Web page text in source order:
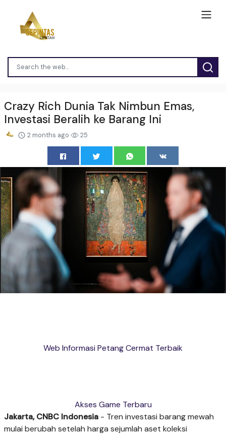
Crazy Rich Dunia Tak Nimbun Emas,
Investasi Beralih ke Barang Ini
2 months ago 25
Web Informasi Petang Cermat Terbaik
Akses Game Terbaru
Jakarta, CNBC Indonesia - Tren investasi barang mewah
mulai berubah setelah harga sejumlah aset koleksi